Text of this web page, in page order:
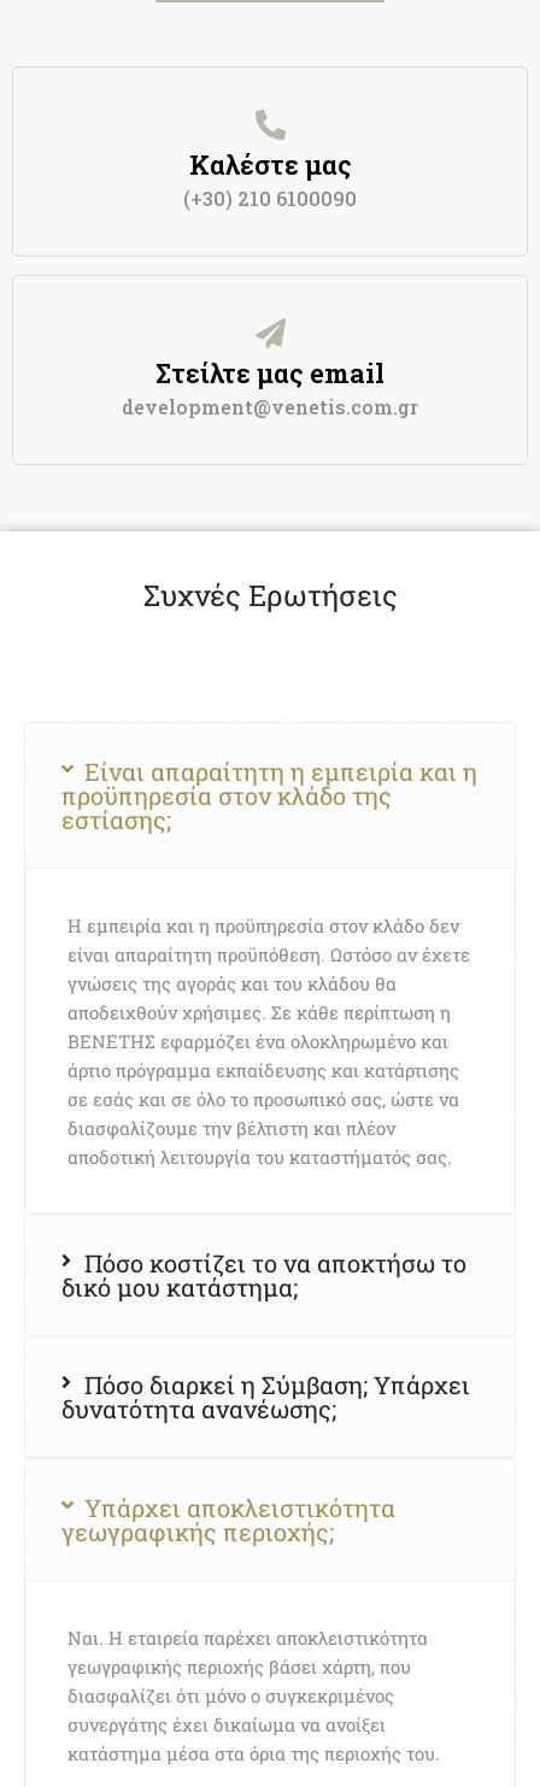
Καλέστε μας
(+30) 210 6100090
Στείλτε μας email
development@venetis.com.gr
Συχνές Ερωτήσεις
Είναι απαραίτητη η εμπειρία και η
προϋπηρεσία στον κλάδο της
εστίασης;
Η εμπειρία και η προϋπηρεσία στον κλάδο δεν
είναι απαραίτητη προϋπόθεση. Ωστόσο αν έχετε
γνώσεις της αγοράς και του κλάδου θα
αποδειχθούν χρήσιμες. Σε κάθε περίπτωση η
ΒΕΝΕΤΗΣ εφαρμόζει ένα ολοκληρωμένο και
άρτιο πρόγραμμα εκπαίδευσης και κατάρτισης
σε εσάς και σε όλο το προσωπικό σας, ώστε να
διασφαλίζουμε την βέλτιστη και πλέον
αποδοτική λειτουργία του καταστήματός σας.
Πόσο κοστίζει το να αποκτήσω το
δικό μου κατάστημα;
Πόσο διαρκεί η Σύμβαση; Υπάρχει
δυνατότητα ανανέωσης;
Υπάρχει αποκλειστικότητα
γεωγραφικής περιοχής;
Ναι. Η εταιρεία παρέχει αποκλειστικότητα
γεωγραφικής περιοχής βάσει χάρτη, που
διασφαλίζει ότι μόνο ο συγκεκριμένος
συνεργάτης έχει δικαίωμα να ανοίξει
κατάστημα μέσα στα όρια της περιοχής του.